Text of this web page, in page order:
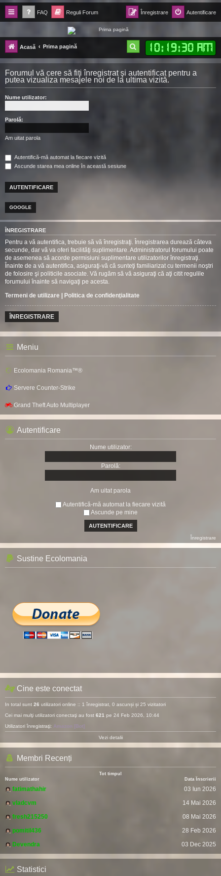
FAQ Reguli Forum Autentificare
Înregistrare
Forum Ecolomania™®
-= Idei pentru viitor =-
Acasă Prima pagină 10: 19:31 AM
ă
u
Forumul vă cere să fiţi înregistrat şi autentificat pentru a
putea vizualiza mesajele noi de la ultima vizită.
Nume utilizator:
Parolă:
Am uitat parola
Autentifică-mă automat la fiecare vizită
Ascunde starea mea online în această sesiune
GOOGLE
ÎNREGISTRARE
Pentru a vă autentifica, trebuie să vă înregistraţi. Înregistrarea durează câteva
secunde, dar vă va oferi facilităţi suplimentare. Administratorul forumului poate
de asemenea să acorde permisiuni suplimentare utilizatorilor înregistraţi.
Înainte de a vă autentifica, asiguraţi-vă că sunteţi familiarizat cu termenii noştri
de folosire şi politicile asociate. Vă rugăm să vă asiguraţi că aţi citit regulile
forumului înainte să navigaţi pe acesta.
Termeni de utilizare | Politica de confidenţialitate
ÎNREGISTRARE
Meniu
Ecolomania Romania™®
Servere Counter-Strike
Grand Theft Auto Multiplayer
Autentificare
Nume utilizator:
Parolă:
Am uitat parola
Autentifică-mă automat la fiecare vizită
Ascunde pe mine
Înregistrare
Sustine Ecolomania
Cine este conectat
In total sunt 26 utilizatori online :: 1 înregistrat, 0 ascunși și 25 vizitatori
Cei mai mulţi utilizatori conectaţi au fost 621 pe 24 Feb 2026, 10:44
Utilizatori înregistraţi: Amazon [Bot]
Vezi detalii
Membri Recenți
Tot timpul
Nume utilizator
Data Înscrierii
fatimathahir
03 Iun 2026
vladcvm
14 Mai 2026
fresh215250
08 Mai 2026
pomitil436
28 Feb 2026
Devendra
03 Dec 2025
Statistici